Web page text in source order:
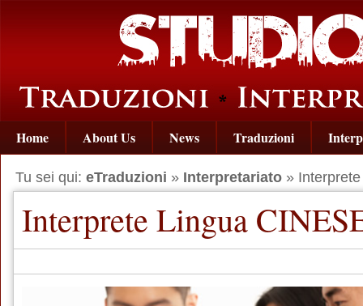
Home About Us News Traduzioni
Tu sei qui: eTraduzioni » Interpretariato »
Interprete Lingua